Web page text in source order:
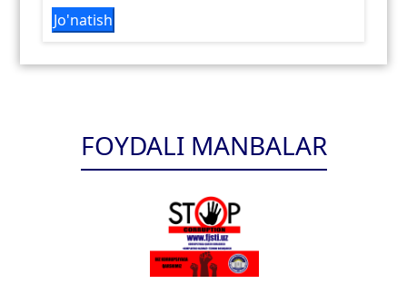
Jo'natish
FOYDALI MANBALAR